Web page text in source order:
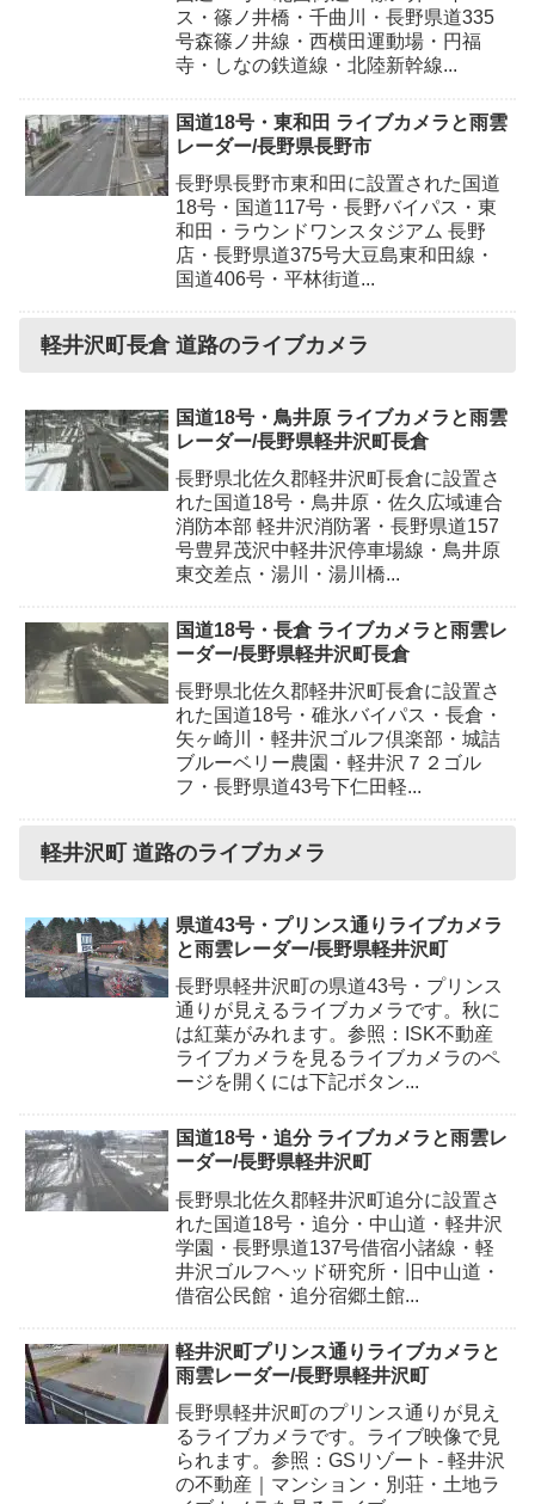
ス・篠ノ井橋・千曲川・長野県道335
号森篠ノ井線・西横田運動場・円福
寺・しなの鉄道線・北陸新幹線...
国道18号・東和田 ライブカメラと雨雲
レーダー/長野県長野市
長野県長野市東和田に設置された国道
18号・国道117号・長野バイパス・東
和田・ラウンドワンスタジアム 長野
店・長野県道375号大豆島東和田線・
国道406号・平林街道...
軽井沢町長倉 道路のライブカメラ
国道18号・鳥井原 ライブカメラと雨雲
レーダー/長野県軽井沢町長倉
長野県北佐久郡軽井沢町長倉に設置さ
れた国道18号・鳥井原・佐久広域連合
消防本部 軽井沢消防署・長野県道157
号豊昇茂沢中軽井沢停車場線・鳥井原
東交差点・湯川・湯川橋...
国道18号・長倉 ライブカメラと雨雲レ
ーダー/長野県軽井沢町長倉
長野県北佐久郡軽井沢町長倉に設置さ
れた国道18号・碓氷バイパス・長倉・
矢ヶ崎川・軽井沢ゴルフ倶楽部・城詰
ブルーベリー農園・軽井沢７２ゴル
フ・長野県道43号下仁田軽...
軽井沢町 道路のライブカメラ
県道43号・プリンス通りライブカメラ
と雨雲レーダー/長野県軽井沢町
長野県軽井沢町の県道43号・プリンス
通りが見えるライブカメラです。秋に
は紅葉がみれます。参照：ISK不動産
ライブカメラを見るライブカメラのペ
ージを開くには下記ボタン...
国道18号・追分 ライブカメラと雨雲レ
ーダー/長野県軽井沢町
長野県北佐久郡軽井沢町追分に設置さ
れた国道18号・追分・中山道・軽井沢
学園・長野県道137号借宿小諸線・軽
井沢ゴルフヘッド研究所・旧中山道・
借宿公民館・追分宿郷土館...
軽井沢町プリンス通りライブカメラと
雨雲レーダー/長野県軽井沢町
長野県軽井沢町のプリンス通りが見え
るライブカメラです。ライブ映像で見
られます。参照：GSリゾート - 軽井沢
の不動産｜マンション・別荘・土地ラ